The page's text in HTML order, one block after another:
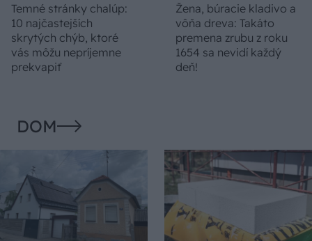
Temné stránky chalúp:
10 najčastejších
skrytých chýb, ktoré
vás môžu nepríjemne
prekvapiť
Žena, búracie kladivo a
vôňa dreva: Takáto
premena zrubu z roku
1654 sa nevidí každý
deň!
DOM